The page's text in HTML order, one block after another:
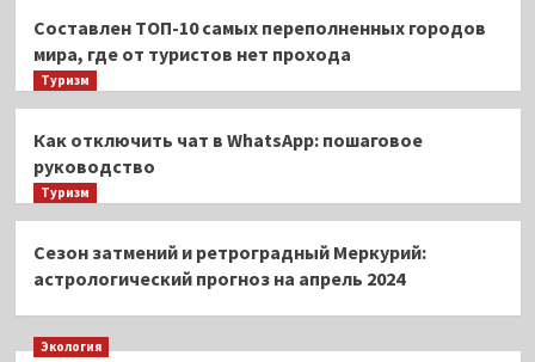
Составлен ТОП-10 самых переполненных городов
мира, где от туристов нет прохода
Туризм
Как отключить чат в WhatsApp: пошаговое
руководство
Туризм
Сезон затмений и ретроградный Меркурий:
астрологический прогноз на апрель 2024
Экология